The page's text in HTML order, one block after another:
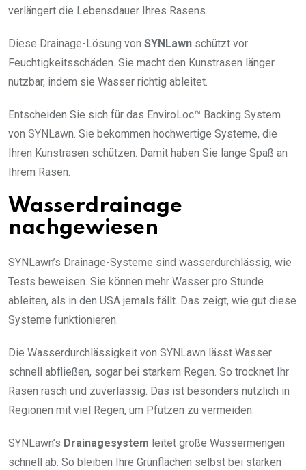
verlängert die Lebensdauer Ihres Rasens.
Diese Drainage-Lösung von SYNLawn schützt vor
Feuchtigkeitsschäden. Sie macht den Kunstrasen länger
nutzbar, indem sie Wasser richtig ableitet.
Entscheiden Sie sich für das EnviroLoc™ Backing System
von SYNLawn. Sie bekommen hochwertige Systeme, die
Ihren Kunstrasen schützen. Damit haben Sie lange Spaß an
Ihrem Rasen.
Wasserdrainage
nachgewiesen
SYNLawn’s Drainage-Systeme sind wasserdurchlässig, wie
Tests beweisen. Sie können mehr Wasser pro Stunde
ableiten, als in den USA jemals fällt. Das zeigt, wie gut diese
Systeme funktionieren.
Die Wasserdurchlässigkeit von SYNLawn lässt Wasser
schnell abfließen, sogar bei starkem Regen. So trocknet Ihr
Rasen rasch und zuverlässig. Das ist besonders nützlich in
Regionen mit viel Regen, um Pfützen zu vermeiden.
SYNLawn’s Drainagesystem leitet große Wassermengen
schnell ab. So bleiben Ihre Grünflächen selbst bei starken